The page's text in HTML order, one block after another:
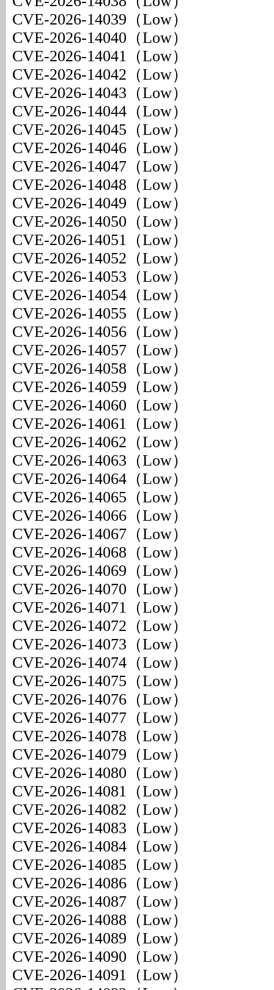
CVE-2026-14039（Low）
CVE-2026-14040（Low）
CVE-2026-14041（Low）
CVE-2026-14042（Low）
CVE-2026-14043（Low）
CVE-2026-14044（Low）
CVE-2026-14045（Low）
CVE-2026-14046（Low）
CVE-2026-14047（Low）
CVE-2026-14048（Low）
CVE-2026-14049（Low）
CVE-2026-14050（Low）
CVE-2026-14051（Low）
CVE-2026-14052（Low）
CVE-2026-14053（Low）
CVE-2026-14054（Low）
CVE-2026-14055（Low）
CVE-2026-14056（Low）
CVE-2026-14057（Low）
CVE-2026-14058（Low）
CVE-2026-14059（Low）
CVE-2026-14060（Low）
CVE-2026-14061（Low）
CVE-2026-14062（Low）
CVE-2026-14063（Low）
CVE-2026-14064（Low）
CVE-2026-14065（Low）
CVE-2026-14066（Low）
CVE-2026-14067（Low）
CVE-2026-14068（Low）
CVE-2026-14069（Low）
CVE-2026-14070（Low）
CVE-2026-14071（Low）
CVE-2026-14072（Low）
CVE-2026-14073（Low）
CVE-2026-14074（Low）
CVE-2026-14075（Low）
CVE-2026-14076（Low）
CVE-2026-14077（Low）
CVE-2026-14078（Low）
CVE-2026-14079（Low）
CVE-2026-14080（Low）
CVE-2026-14081（Low）
CVE-2026-14082（Low）
CVE-2026-14083（Low）
CVE-2026-14084（Low）
CVE-2026-14085（Low）
CVE-2026-14086（Low）
CVE-2026-14087（Low）
CVE-2026-14088（Low）
CVE-2026-14089（Low）
CVE-2026-14090（Low）
CVE-2026-14091（Low）